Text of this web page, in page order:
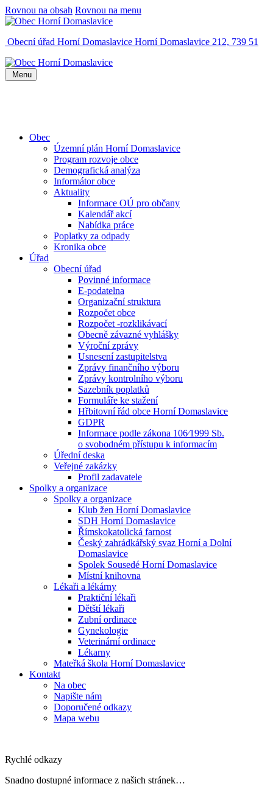
Rovnou na obsah Rovnou na menu
Obecní úřad Horní Domaslavice Horní Domaslavice 212, 739 51
Menu
Obec
Územní plán Horní Domaslavice
Program rozvoje obce
Demografická analýza
Informátor obce
Aktuality
Informace OÚ pro občany
Kalendář akcí
Nabídka práce
Poplatky za odpady
Kronika obce
Úřad
Obecní úřad
Povinné informace
E-podatelna
Organizační struktura
Rozpočet obce
Rozpočet -rozklikávací
Obecně závazné vyhlášky
Výroční zprávy
Usnesení zastupitelstva
Zprávy finančního výboru
Zprávy kontrolního výboru
Sazebník poplatků
Formuláře ke stažení
Hřbitovní řád obce Horní Domaslavice
GDPR
Informace podle zákona 106⁄1999 Sb.
o svobodném přístupu k informacím
Úřední deska
Veřejné zakázky
Profil zadavatele
Spolky a organizace
Spolky a organizace
Klub žen Horní Domaslavice
SDH Horní Domaslavice
Římskokatolická farnost
Český zahrádkářský svaz Horní a Dolní
Domaslavice
Spolek Sousedé Horní Domaslavice
Místní knihovna
Lékaři a lékárny
Praktiční lékaři
Dětští lékaři
Zubní ordinace
Gynekologie
Veterinární ordinace
Lékarny
Mateřká škola Horní Domaslavice
Kontakt
Na obec
Napište nám
Doporučené odkazy
Mapa webu
Rychlé odkazy
Snadno dostupné informace z našich stránek…